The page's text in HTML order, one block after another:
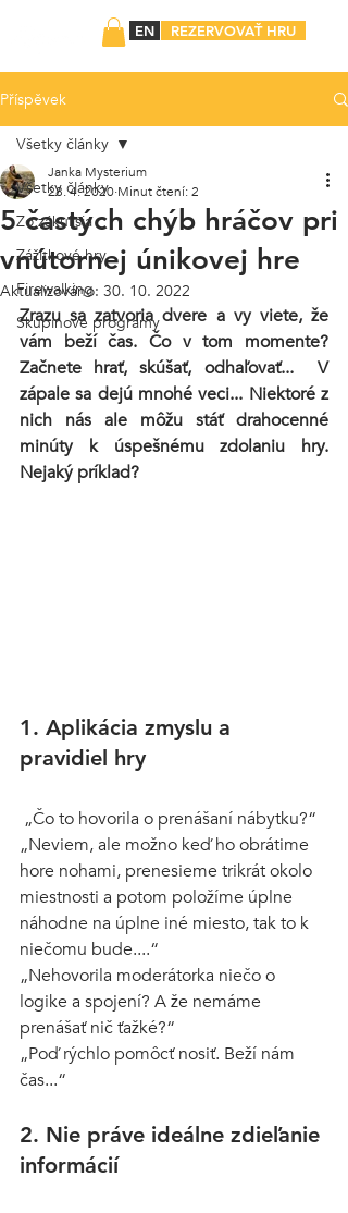
REZERVOVAŤ HRU
EN
Příspěvek
Všetky články
Zo zákulisia
Zážitkové hry
Firewalking
Skupinové programy
Všetky články
5 častých chýb hráčov pri
vnútornej únikovej hre
Janka Mysterium
28. 4. 2020 Minut čtení: 2
Aktualizováno: 30. 10. 2022
Zrazu sa zatvoria dvere a vy viete, že
vám beží čas. Čo v tom momente?
Začnete hrať, skúšať, odhaľovať...  V
zápale sa dejú mnohé veci... Niektoré z
nich nás ale môžu stáť drahocenné
minúty k úspešnému zdolaniu hry.
Nejaký príklad?
1. Aplikácia zmyslu a
pravidiel hry
„Čo to hovorila o prenášaní nábytku?“
„Neviem, ale možno keď ho obrátime
hore nohami, prenesieme trikrát okolo
miestnosti a potom položíme úplne
náhodne na úplne iné miesto, tak to k
niečomu bude....“
„Nehovorila moderátorka niečo o
logike a spojení? A že nemáme
prenášať nič ťažké?“
„Poď rýchlo pomôcť nosiť. Beží nám
čas...“
2. Nie práve ideálne zdieľanie
informácií